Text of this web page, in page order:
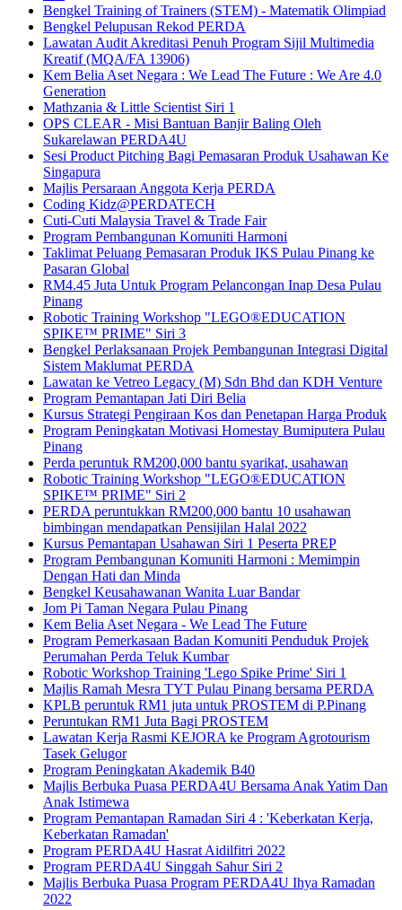
Bengkel Training of Trainers (STEM) - Matematik Olimpiad
Bengkel Pelupusan Rekod PERDA
Lawatan Audit Akreditasi Penuh Program Sijil Multimedia
Kreatif (MQA/FA 13906)
Kem Belia Aset Negara : We Lead The Future : We Are 4.0
Generation
Mathzania & Little Scientist Siri 1
OPS CLEAR - Misi Bantuan Banjir Baling Oleh
Sukarelawan PERDA4U
Sesi Product Pitching Bagi Pemasaran Produk Usahawan Ke
Singapura
Majlis Persaraan Anggota Kerja PERDA
Coding Kidz@PERDATECH
Cuti-Cuti Malaysia Travel & Trade Fair
Program Pembangunan Komuniti Harmoni
Taklimat Peluang Pemasaran Produk IKS Pulau Pinang ke
Pasaran Global
RM4.45 Juta Untuk Program Pelancongan Inap Desa Pulau
Pinang
Robotic Training Workshop "LEGO®EDUCATION
SPIKE™ PRIME" Siri 3
Bengkel Perlaksanaan Projek Pembangunan Integrasi Digital
Sistem Maklumat PERDA
Lawatan ke Vetreo Legacy (M) Sdn Bhd dan KDH Venture
Program Pemantapan Jati Diri Belia
Kursus Strategi Pengiraan Kos dan Penetapan Harga Produk
Program Peningkatan Motivasi Homestay Bumiputera Pulau
Pinang
Perda peruntuk RM200,000 bantu syarikat, usahawan
Robotic Training Workshop "LEGO®EDUCATION
SPIKE™ PRIME" Siri 2
PERDA peruntukkan RM200,000 bantu 10 usahawan
bimbingan mendapatkan Pensijilan Halal 2022
Kursus Pemantapan Usahawan Siri 1 Peserta PREP
Program Pembangunan Komuniti Harmoni : Memimpin
Dengan Hati dan Minda
Bengkel Keusahawanan Wanita Luar Bandar
Jom Pi Taman Negara Pulau Pinang
Kem Belia Aset Negara - We Lead The Future
Program Pemerkasaan Badan Komuniti Penduduk Projek
Perumahan Perda Teluk Kumbar
Robotic Workshop Training 'Lego Spike Prime' Siri 1
Majlis Ramah Mesra TYT Pulau Pinang bersama PERDA
KPLB peruntuk RM1 juta untuk PROSTEM di P.Pinang
Peruntukan RM1 Juta Bagi PROSTEM
Lawatan Kerja Rasmi KEJORA ke Program Agrotourism
Tasek Gelugor
Program Peningkatan Akademik B40
Majlis Berbuka Puasa PERDA4U Bersama Anak Yatim Dan
Anak Istimewa
Program Pemantapan Ramadan Siri 4 : 'Keberkatan Kerja,
Keberkatan Ramadan'
Program PERDA4U Hasrat Aidilfitri 2022
Program PERDA4U Singgah Sahur Siri 2
Majlis Berbuka Puasa Program PERDA4U Ihya Ramadan
2022